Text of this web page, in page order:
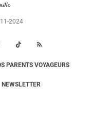
2024
PARENTS VOYAGEURS
NEWSLETTER